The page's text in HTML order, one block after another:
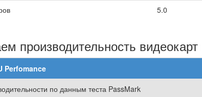
5.0
производительность видеокарт
Perfomance
по данным теста PassMark